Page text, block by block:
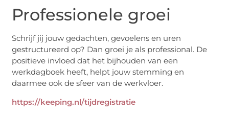
Professionele groei
Schrijf jij jouw gedachten, gevoelens en uren
gestructureerd op? Dan groei je als professional. De
positieve invloed dat het bijhouden van een
werkdagboek heeft, helpt jouw stemming en
daarmee ook de sfeer van de werkvloer.
https://keeping.nl/tijdregistratie